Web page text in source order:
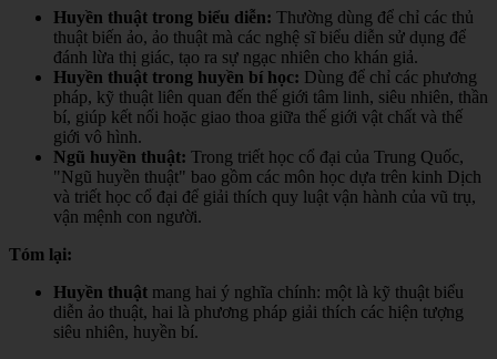
Huyền thuật trong biểu diễn: Thường dùng để chỉ các thủ
thuật biến ảo, ảo thuật mà các nghệ sĩ biểu diễn sử dụng để
đánh lừa thị giác, tạo ra sự ngạc nhiên cho khán giả.
Huyền thuật trong huyền bí học: Dùng để chỉ các phương
pháp, kỹ thuật liên quan đến thế giới tâm linh, siêu nhiên, thần
bí, giúp kết nối hoặc giao thoa giữa thế giới vật chất và thế
giới vô hình.
Ngũ huyền thuật: Trong triết học cổ đại của Trung Quốc,
"Ngũ huyền thuật" bao gồm các môn học dựa trên kinh Dịch
và triết học cổ đại để giải thích quy luật vận hành của vũ trụ,
vận mệnh con người.
Tóm lại:
Huyền thuật mang hai ý nghĩa chính: một là kỹ thuật biểu
diễn ảo thuật, hai là phương pháp giải thích các hiện tượng
siêu nhiên, huyền bí.